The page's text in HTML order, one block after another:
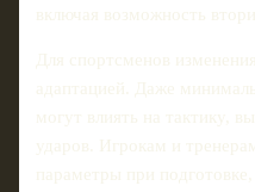
включая возможность
Для спортсменов
адаптацией. Даже
могут влиять на тактику,
ударов. Игрокам и
параметры при